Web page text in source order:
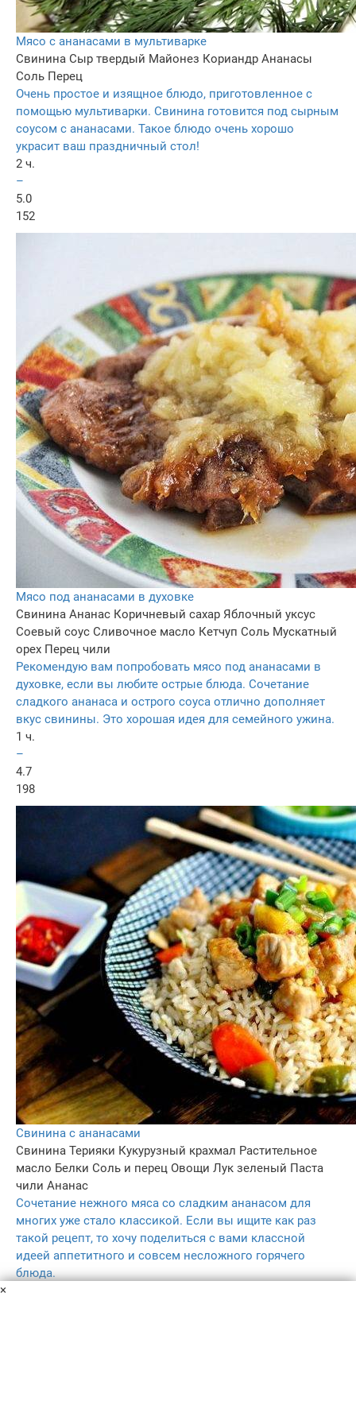
Мясо с ананасами в мультиварке
Свинина Сыр твердый Майонез Кориандр Ананасы
Соль Перец
Очень простое и изящное блюдо, приготовленное с
помощью мультиварки. Свинина готовится под сырным
соусом с ананасами. Такое блюдо очень хорошо
украсит ваш праздничный стол!
2 ч.
–
5.0
152
Мясо под ананасами в духовке
Свинина Ананас Коричневый сахар Яблочный уксус
Соевый соус Сливочное масло Кетчуп Соль Мускатный
орех Перец чили
Рекомендую вам попробовать мясо под ананасами в
духовке, если вы любите острые блюда. Сочетание
сладкого ананаса и острого соуса отлично дополняет
вкус свинины. Это хорошая идея для семейного ужина.
1 ч.
–
4.7
198
Свинина с ананасами
Свинина Терияки Кукурузный крахмал Растительное
масло Белки Соль и перец Овощи Лук зеленый Паста
чили Ананас
Сочетание нежного мяса со сладким ананасом для
многих уже стало классикой. Если вы ищите как раз
такой рецепт, то хочу поделиться с вами классной
идеей аппетитного и совсем несложного горячего
блюда.
×